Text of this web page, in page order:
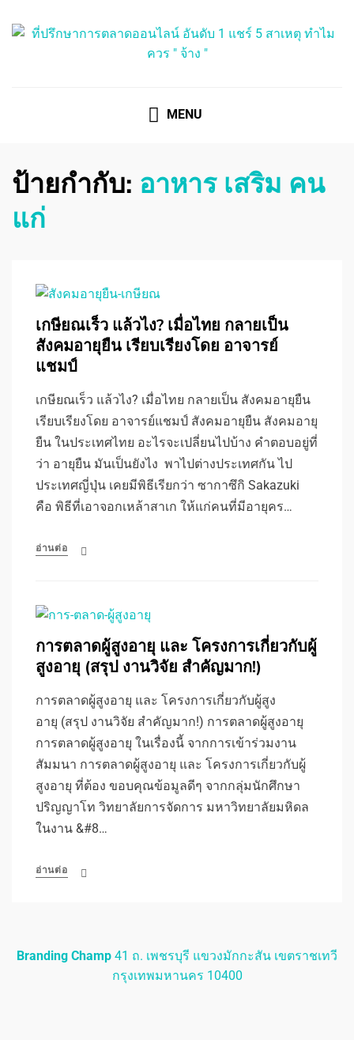
MENU
ป้ายกำกับ: อาหาร เสริม คน
แก่
เกษียณเร็ว แล้วไง? เมื่อไทย กลายเป็น
สังคมอายุยืน เรียบเรียงโดย อาจารย์
แชมป์
เกษียณเร็ว แล้วไง? เมื่อไทย กลายเป็น สังคมอายุยืน
เรียบเรียงโดย อาจารย์แชมป์ สังคมอายุยืน สังคมอายุ
ยืน ในประเทศไทย อะไรจะเปลี่ยนไปบ้าง คำตอบอยู่ที่
ว่า อายุยืน มันเป็นยังไง พาไปต่างประเทศกัน ไป
ประเทศญี่ปุ่น เคยมีพิธีเรียกว่า ซากาซึกิ Sakazuki
คือ พิธีที่เอาจอกเหล้าสาเก ให้แก่คนที่มีอายุคร…
อ่านต่อ
การตลาดผู้สูงอายุ และ โครงการเกี่ยวกับผู้
สูงอายุ (สรุป งานวิจัย สำคัญมาก!)
การตลาดผู้สูงอายุ และ โครงการเกี่ยวกับผู้สูง
อายุ (สรุป งานวิจัย สำคัญมาก!) การตลาดผู้สูงอายุ
การตลาดผู้สูงอายุ ในเรื่องนี้ จากการเข้าร่วมงาน
สัมมนา การตลาดผู้สูงอายุ และ โครงการเกี่ยวกับผู้
สูงอายุ ที่ต้อง ขอบคุณข้อมูลดีๆ จากกลุ่มนักศึกษา
ปริญญาโท วิทยาลัยการจัดการ มหาวิทยาลัยมหิดล
ในงาน &#8…
อ่านต่อ
Branding Champ 41 ถ. เพชรบุรี แขวงมักกะสัน เขตราชเทวี
กรุงเทพมหานคร 10400